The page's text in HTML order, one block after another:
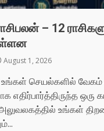
– 12
August 1, 2026
செயல்களில் வேகம்
எதிர்பார்த்திருந்த ஒரு
அலுவலகத்தில் உங்கள்